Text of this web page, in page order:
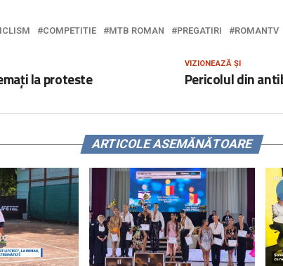
COMPETITIE MTB ROMAN PREGATIRI ROMANTV
VIZIONEAZĂ ȘI
Pericolul din
la proteste
ARTICOLE ASEMĂNĂTOARE